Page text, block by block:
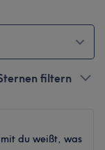
filtern
du weißt, was